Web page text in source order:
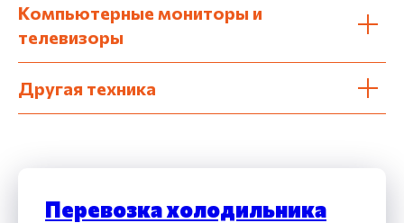
Компьютерные мониторы и
телевизоры
Другая техника
Перевозка холодильника